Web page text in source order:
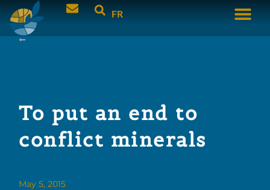
FR
To put an end to
conflict minerals
May 5, 2015